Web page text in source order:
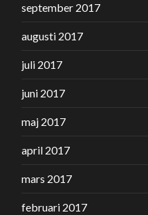
september 2017
augusti 2017
juli 2017
juni 2017
maj 2017
april 2017
mars 2017
februari 2017